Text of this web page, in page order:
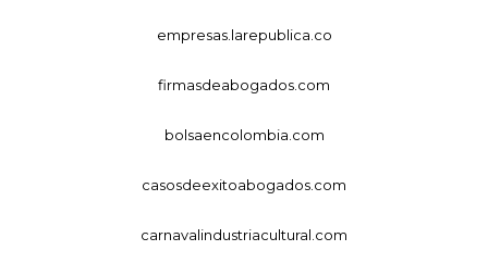
empresas.larepublica.co
firmasdeabogados.com
bolsaencolombia.com
casosdeexitoabogados.com
carnavalindustriacultural.com